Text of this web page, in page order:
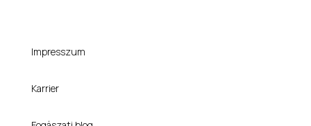
Impresszum
Karrier